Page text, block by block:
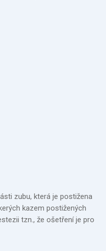
zubu, která je postižena
kazem postižených
tzn., že ošetření je pro